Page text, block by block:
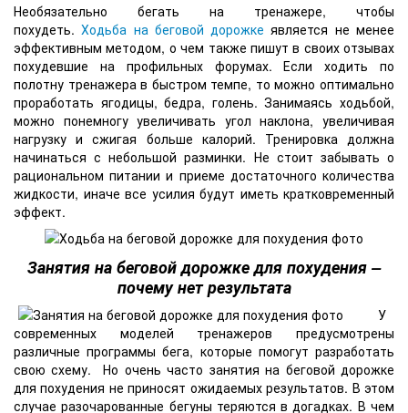
Необязательно бегать на тренажере, чтобы
похудеть.Ходьба на беговой дорожке является не менее
эффективным методом, о чем также пишут в своих отзывах
похудевшие на профильных форумах. Если ходить по
полотну тренажера в быстром темпе, то можно оптимально
проработать ягодицы, бедра, голень. Занимаясь ходьбой,
можно понемногу увеличивать угол наклона, увеличивая
нагрузку и сжигая больше калорий. Тренировка должна
начинаться с небольшой разминки. Не стоит забывать о
рациональном питании и приеме достаточного количества
жидкости, иначе все усилия будут иметь кратковременный
эффект.
Занятия на беговой дорожке для похудения –
почему нет результата
У
современных моделей тренажеров предусмотрены
различные программы бега, которые помогут разработать
свою схему. Но очень часто занятия на беговой дорожке
для похудения не приносят ожидаемых результатов. В этом
случае разочарованные бегуны теряются в догадках. В чем